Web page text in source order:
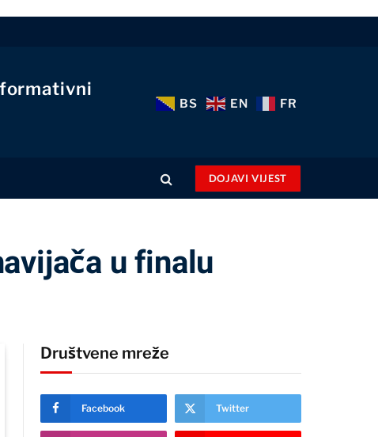
BS EN FR
DOJAVI VIJEST
u finalu
Društvene mreže
Facebook Twitter